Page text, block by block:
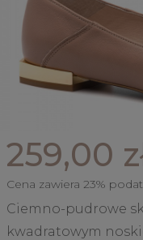
259,00
Cena zawiera 23%
Ciemno-pudrowe
kwadratowym